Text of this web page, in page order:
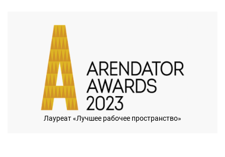
Лауреат «Лучшее рабочее пространство»